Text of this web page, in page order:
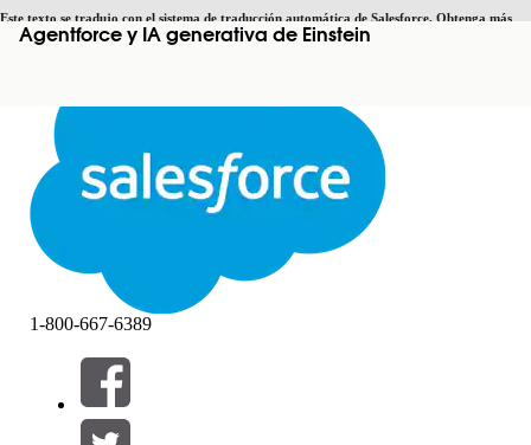
Este texto se tradujo con el sistema de traducción automática de Salesforce. Obtenga más
detallesaquí. Cambiar a inglés Ahora no
Cerrar Cerrar
Agentforce y IA generativa de Einstein
Filtros (0)
SELECCIONAR FILTROS
1-800-667-6389